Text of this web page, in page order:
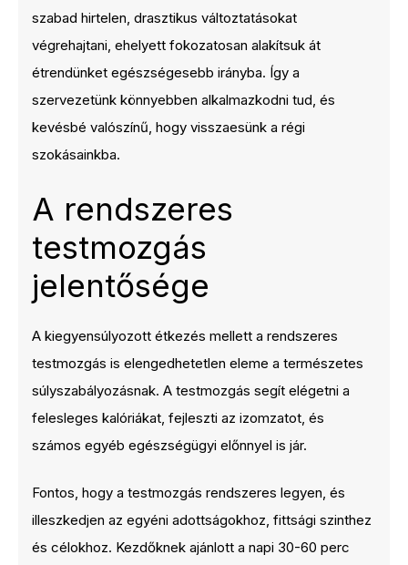
szabad hirtelen, drasztikus változtatásokat
végrehajtani, ehelyett fokozatosan alakítsuk át
étrendünket egészségesebb irányba. Így a
szervezetünk könnyebben alkalmazkodni tud, és
kevésbé valószínű, hogy visszaesünk a régi
szokásainkba.
A rendszeres
testmozgás
jelentősége
A kiegyensúlyozott étkezés mellett a rendszeres
testmozgás is elengedhetetlen eleme a természetes
súlyszabályozásnak. A testmozgás segít elégetni a
felesleges kalóriákat, fejleszti az izomzatot, és
számos egyéb egészségügyi előnnyel is jár.
Fontos, hogy a testmozgás rendszeres legyen, és
illeszkedjen az egyéni adottságokhoz, fittsági szinthez
és célokhoz. Kezdőknek ajánlott a napi 30-60 perc